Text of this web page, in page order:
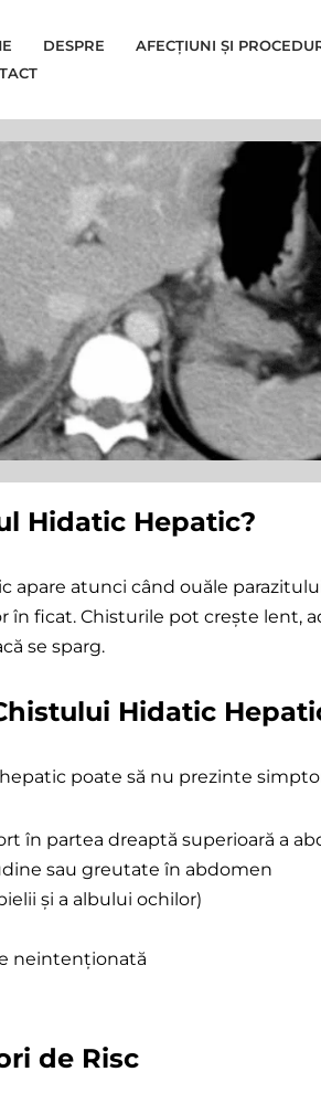
DESPRE AFECȚIUNI ȘI
Hidatic
Hepatic
Hidatic Hepatic?
apare atunci când ouăle
în ficat. Chisturile pot crește lent,
se sparg.
Hidatic
poate să nu prezinte
în partea dreaptă superioară a
sau greutate în abdomen
și a albului ochilor)
neintenționată
de Risc